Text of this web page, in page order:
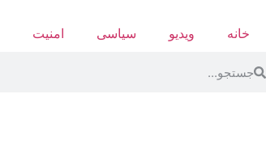
خانه ویدیو سیاسی امنیت